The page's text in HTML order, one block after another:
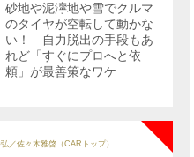
砂地や泥濘地や雪でクルマ
のタイヤが空転して動かな
い！ 自力脱出の手段もあ
れど「すぐにプロへと依
頼」が最善策なワケ
／佐々木雅啓（CARトップ）